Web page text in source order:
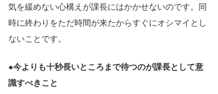
気を緩めない心構えが課長にはかかせないのです。同
時に終わりをただ時間が来たからすぐにオシマイとし
ないことです。
●今よりも十秒長いところまで待つのが課長として意
識すべきこと